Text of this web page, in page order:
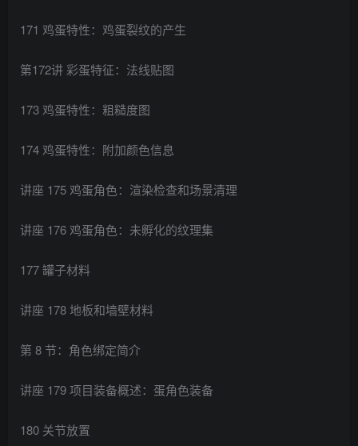
171 鸡蛋特性：鸡蛋裂纹的产生
第172讲 彩蛋特征：法线贴图
173 鸡蛋特性：粗糙度图
174 鸡蛋特性：附加颜色信息
讲座 175 鸡蛋角色：渲染检查和场景清理
讲座 176 鸡蛋角色：未孵化的纹理集
177 罐子材料
讲座 178 地板和墙壁材料
第 8 节：角色绑定简介
讲座 179 项目装备概述：蛋角色装备
180 关节放置